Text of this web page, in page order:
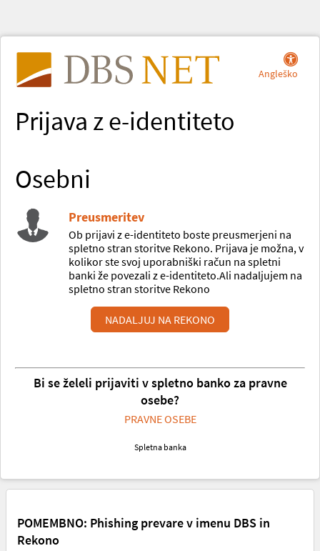
Angleško
Prijava z e-identiteto
Osebni
Preusmeritev
Ob prijavi z e-identiteto boste preusmerjeni na
spletno stran storitve Rekono. Prijava je možna, v
kolikor ste svoj uporabniški račun na spletni
banki že povezali z e-identiteto.Ali nadaljujem na
spletno stran storitve Rekono
NADALJUJ NA REKONO
Bi se želeli prijaviti v spletno banko za pravne
osebe?
PRAVNE OSEBE
Spletna banka
POMEMBNO: Phishing prevare v imenu DBS in
Rekono